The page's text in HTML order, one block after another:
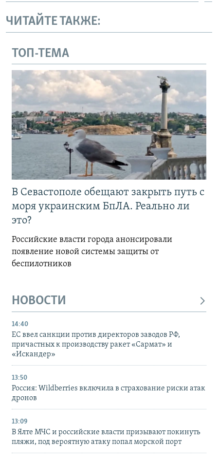
ЧИТАЙТЕ ТАКЖЕ:
ТОП-ТЕМА
В Севастополе обещают закрыть путь с
моря украинским БпЛА. Реально ли
это?
Российские власти города анонсировали
появление новой системы защиты от
беспилотников
НОВОСТИ
14:40
ЕС ввел санкции против директоров заводов РФ,
причастных к производству ракет «Сармат» и
«Искандер»
13:50
Россия: Wildberries включила в страхование риски атак
дронов
13:09
В Ялте МЧС и российские власти призывают покинуть
пляжи, под вероятную атаку попал морской порт